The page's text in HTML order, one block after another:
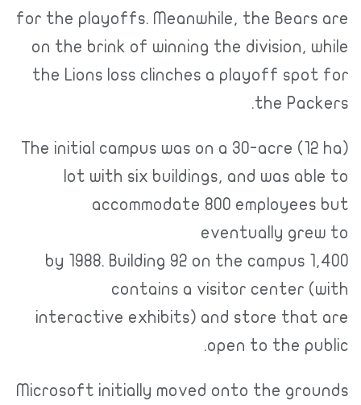
for the playoffs. Meanwhile, the
on the brink of winning the division,
the Lions loss clinches a playoff
the
The initial campus was on a 30-acre
lot with six buildings, and was
accommodate 800
eventually
1,400 by 1988. Building 92 on the campus
contains a visitor center
interactive exhibits) and store
open to the
Microsoft initially moved onto the